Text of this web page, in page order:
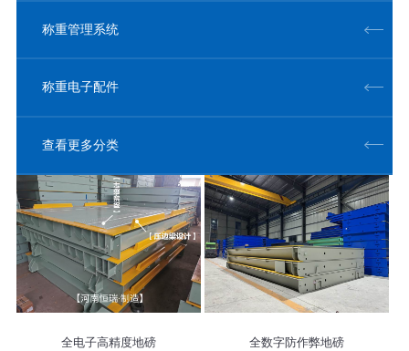
称重管理系统
称重电子配件
查看更多分类
全电子高精度地磅 全数字防作弊地磅